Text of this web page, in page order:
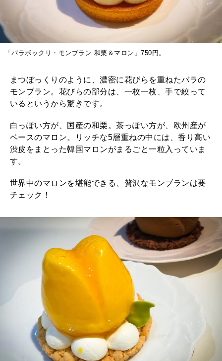
「バラボックリ・モンブラン 和栗＆マロン」750円。
まつぼっくりのように、濃密に花びらを重ねたバラの
モンブラン。花びらの部分は、一枚一枚、手で絞って
いるというから驚きです。
白っぽい方が、国産の和栗。茶っぽい方が、欧州産が
ベースのマロン。リッチな5層重ねの中には、香り高い
渋皮をまとった韓国マロンがまるごと一粒入っていま
す。
世界中のマロンを堪能できる、贅沢なモンブランは要
チェック！